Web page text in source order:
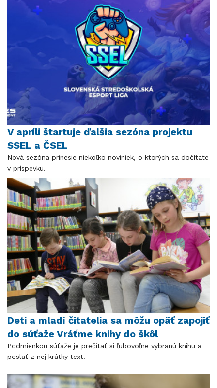
V apríli štartuje ďalšia sezóna projektu
SSEL a ČSEL
Nová sezóna prinesie niekoľko noviniek, o ktorých sa dočítate
v príspevku.
Deti a mladí čitatelia sa môžu opäť zapojiť
do súťaže Vráťme knihy do škôl
Podmienkou súťaže je prečítať si ľubovoľne vybranú knihu a
poslať z nej krátky text.